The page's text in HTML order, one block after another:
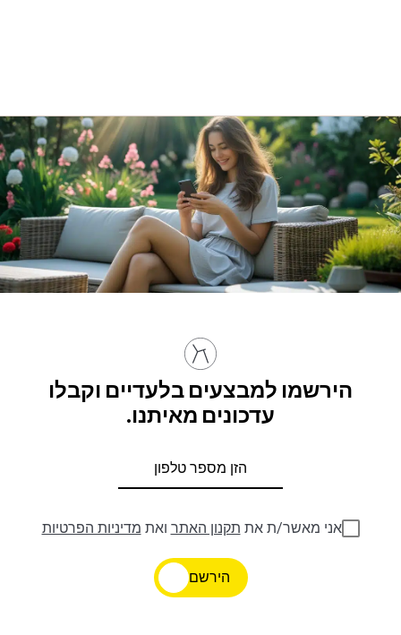
הירשמו למבצעים בלעדיים וקבלו
עדכונים מאיתנו.
אני מאשר/ת את תקנון האתר ואת מדיניות הפרטיות
הירשם